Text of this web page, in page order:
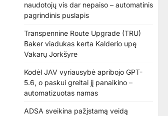
naudotojų vis dar nepaiso – automatinis
pagrindinis puslapis
Transpennine Route Upgrade (TRU)
Baker viadukas kerta Kalderio upę
Vakarų Jorkšyre
Kodėl JAV vyriausybė apribojo GPT-
5.6, o paskui greitai jį panaikino –
automatizuotas namas
ADSA sveikina pažįstamą veidą